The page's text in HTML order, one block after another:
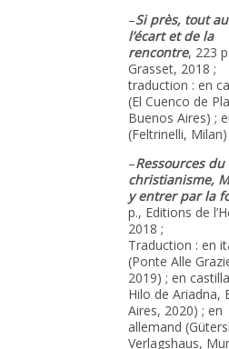
–Si près, tout
l’écart et de la
rencontre, 223
Grasset, 2018 ;
traduction : en
(El Cuenco de
Buenos Aires) ;
(Feltrinelli, Milan)
–Ressources du
christianisme,
y entrer par la
p., Editions de
2018 ;
Traduction : en
(Ponte Alle
2019) ; en
Hilo de Ariadna,
Aires, 2020) ; en
allemand
Verlagshaus,